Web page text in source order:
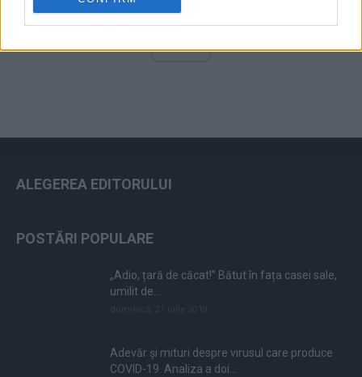
ad
ALEGEREA EDITORULUI
POSTĂRI POPULARE
„Adio, țară de căcat!” Bătut în fața casei sale,
umilit de...
Adevăr și mituri despre virusul care produce
COVID-19. Analiza a doi...